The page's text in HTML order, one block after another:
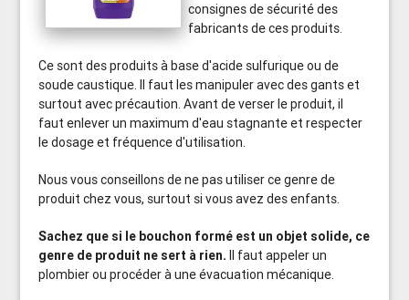
consignes de sécurité des
fabricants de ces produits.
Ce sont des produits à base d'acide sulfurique ou de
soude caustique. Il faut les manipuler avec des gants et
surtout avec précaution. Avant de verser le produit, il
faut enlever un maximum d'eau stagnante et respecter
le dosage et fréquence d'utilisation.
Nous vous conseillons de ne pas utiliser ce genre de
produit chez vous, surtout si vous avez des enfants.
Sachez que si le bouchon formé est un objet solide, ce
genre de produit ne sert à rien. Il faut appeler un
plombier ou procéder à une évacuation mécanique.